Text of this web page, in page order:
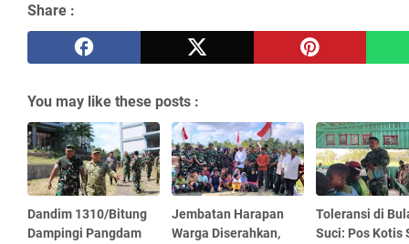
Share :
You may like these posts :
Dandim 1310/Bitung
Dampingi Pangdam
Jembatan Harapan
Warga Diserahkan,
Toleransi di
Suci: Pos Kotis